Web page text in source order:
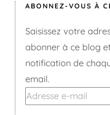
ABONNEZ-VOUS À
Saisissez votre
abonner à ce blog
notification de
email.
Adresse